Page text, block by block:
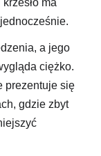
a jego
ciężko.
prezentuje się
gdzie zbyt